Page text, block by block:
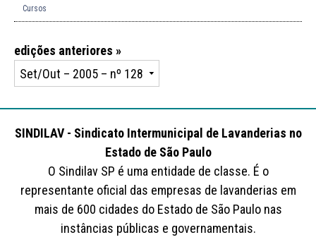
Cursos
edições anteriores »
SINDILAV - Sindicato Intermunicipal de Lavanderias no
Estado de São Paulo
O Sindilav SP é uma entidade de classe. É o
representante oficial das empresas de lavanderias em
mais de 600 cidades do Estado de São Paulo nas
instâncias públicas e governamentais.